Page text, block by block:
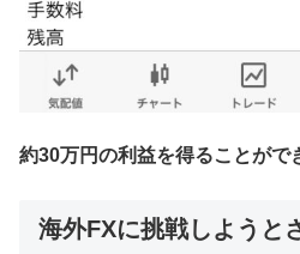
約30万円の利益を得ることがで
海外FXに挑戦しようと